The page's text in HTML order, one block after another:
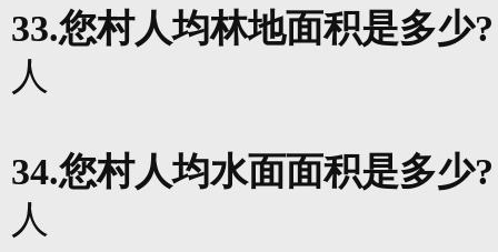
33.您村人均林地面积是多少?
人
34.您村人均水面面积是多少
人